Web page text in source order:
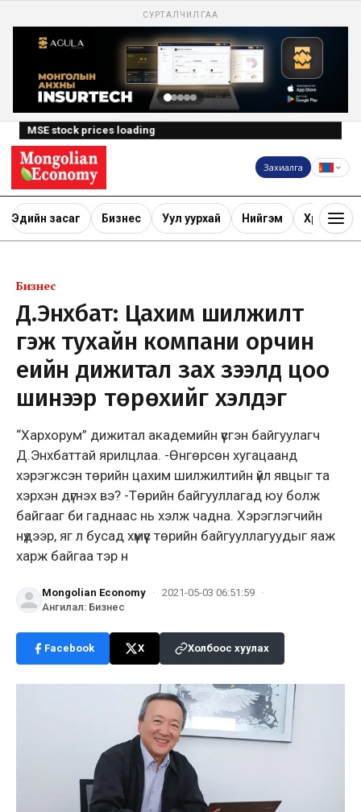
СУРТАЛЧИЛГАА
MSE stock prices loading
Захиалга
Эдийн засаг Бизнес Уул уурхай Нийгэм Хөрөнгө
Бизнес
Д.Энхбат: Цахим шилжилт
гэж тухайн компани орчин
үеийн дижитал зах зээлд цоо
шинээр төрөхийг хэлдэг
“Хархорум” дижитал академийн үүсгэн байгуулагч
Д.Энхбаттай ярилцлаа. -Өнгөрсөн хугацаанд
хэрэгжсэн төрийн цахим шилжилтийн үйл явцыг та
хэрхэн дүгнэх вэ? -Төрийн байгууллагад юу болж
байгааг би гаднаас нь хэлж чадна. Хэрэглэгчийн
нүдээр, яг л бусад хүмүүс төрийн байгууллагуудыг яаж
харж байгаа тэр н
Mongolian Economy · 2021-05-03 06:51:59 ·
Ангилал: Бизнес
Facebook X Холбоос хуулах